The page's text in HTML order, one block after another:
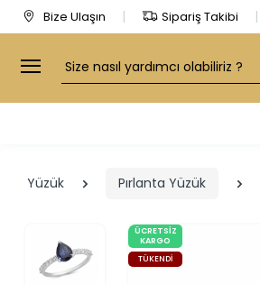
Bize Ulaşın Sipariş Takibi
Arama
Yüzük Pırlanta Yüzük
ÜCRETSIZ
KARGO
TÜKENDI